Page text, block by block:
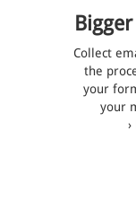
Collect
the
your
your
›